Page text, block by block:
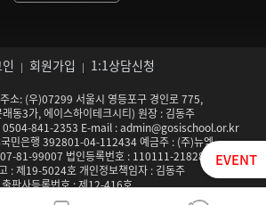
EVENT
| 회원가입 | 1:1상담신청
소: (우)07299 서울시 영등포구 경인로 775,
동3가, 에이스하이테크시티) 원장 : 김동주
0504-841-2353 E-mail : admin@gosischool.or.kr
민은행 392801-04-112434 예금주 : (주)뉴엠
81-99007 법인등록번호 : 110111-2182824
: 제19-5024호 개인정보책임자 : 김동주
출판사등록번호 : 제12-416호
부교육청 평생교육시설 등록기관 제142호